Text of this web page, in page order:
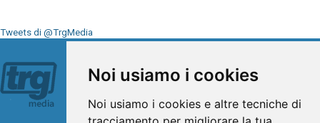
Noi usiamo i cookies
Noi usiamo i cookies e altre tecniche di
Tweets di @TrgMedia